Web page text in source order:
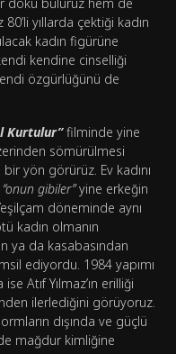
80’li yıllarda çektiği kadın
kadın figürüne
kendine cinselliği
özgürlüğünü de
Kurtulur”filminde yine
sömürülmesi
yön görürüz. Ev kadını
“onun gibiler”yine erkeğin
döneminde aynı
kadın olmanın
ya da kasabasından
ediyordu. 1984 yapımı
Atıf Yılmaz’ın erilliği
ilerlediğini görüyoruz.
dışında ve güçlü
mağdur kimliğine